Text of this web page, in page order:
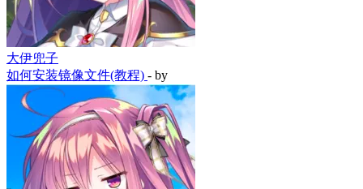
大伊兜子
如何安装镜像文件(教程) - by